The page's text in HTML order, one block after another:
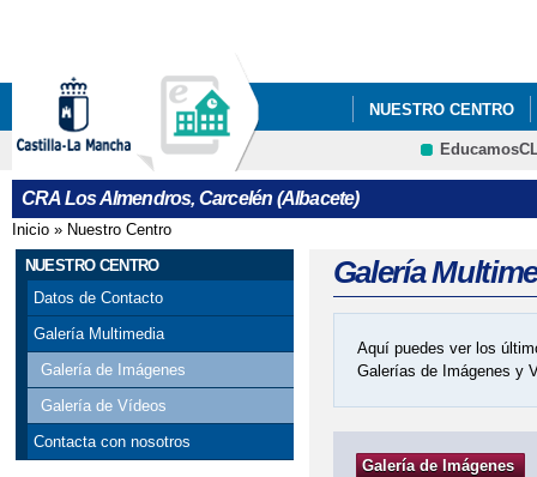
NUESTRO CENTRO
CONCURSO DE
CONVOCATORIA
ERASMUS PLUS
CRA Los Almendros, Carcelén (Albacete)
Se encuentra usted aquí
Inicio » Nuestro Centro
NUESTRO CENTRO
Datos de Contacto
Galería Multimedia
Galería de Imágenes
Galería de Vídeos
Contacta con nosotros
Galería
Aquí puedes ver los
Galerías de Imágenes y
Galería de Imágenes